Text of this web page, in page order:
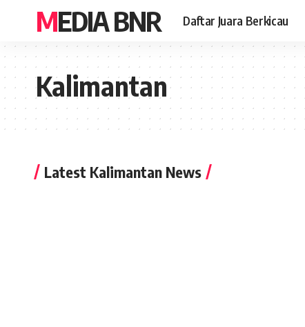
MEDIA BNR Daftar Juara Berkicau
Kalimantan
Latest Kalimantan News